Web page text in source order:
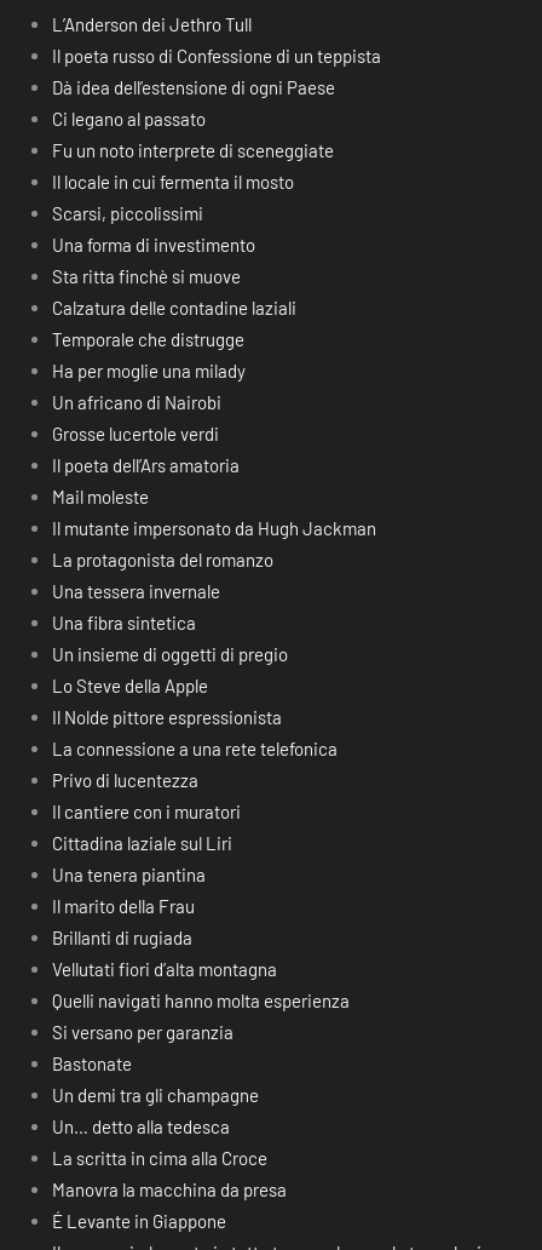
L’Anderson dei Jethro Tull
Il poeta russo di Confessione di un teppista
Dà idea dell’estensione di ogni Paese
Ci legano al passato
Fu un noto interprete di sceneggiate
Il locale in cui fermenta il mosto
Scarsi, piccolissimi
Una forma di investimento
Sta ritta finchè si muove
Calzatura delle contadine laziali
Temporale che distrugge
Ha per moglie una milady
Un africano di Nairobi
Grosse lucertole verdi
Il poeta dell’Ars amatoria
Mail moleste
Il mutante impersonato da Hugh Jackman
La protagonista del romanzo
Una tessera invernale
Una fibra sintetica
Un insieme di oggetti di pregio
Lo Steve della Apple
Il Nolde pittore espressionista
La connessione a una rete telefonica
Privo di lucentezza
Il cantiere con i muratori
Cittadina laziale sul Liri
Una tenera piantina
Il marito della Frau
Brillanti di rugiada
Vellutati fiori d’alta montagna
Quelli navigati hanno molta esperienza
Si versano per garanzia
Bastonate
Un demi tra gli champagne
Un… detto alla tedesca
La scritta in cima alla Croce
Manovra la macchina da presa
É Levante in Giappone